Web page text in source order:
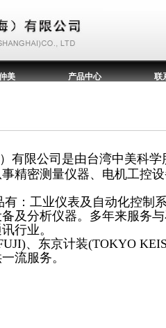
美 产品中心 联
有限公司是由台湾中美科
精密测量仪器、电机工控
工业仪表及自动化控制系
及分析仪器。多年来服务
行业。
、东京计装(TOKYO
流服务。